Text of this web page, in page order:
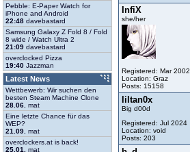
InfiX
she/her
Registered: Mar 2002
Location: Graz
Posts: 15158
liltan0x
Big d00d
Registered: Jul 2024
Location: void
Posts: 203
Pebble: E-Paper Watch for
iPhone and Android
22:48 davebastard
Samsung Galaxy Z Fold 8 / Fold
8 wide / Watch Ultra 2
21:09 davebastard
overclocked Pizza
19:40 Jazzman
Latest News
Wettbewerb: Wir suchen den
besten Steam Machine Clone
28.06. mat
Eine letzte Chance für das
WEP?
21.09. mat
overclockers.at is back!
25.01.
mat